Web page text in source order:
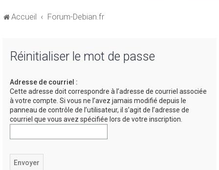
Accueil Forum-Debian.fr
Réinitialiser le mot de passe
Adresse de courriel :
Cette adresse doit correspondre à l’adresse de courriel associée
à votre compte. Si vous ne l’avez jamais modifié depuis le
panneau de contrôle de l’utilisateur, il s’agit de l’adresse de
courriel que vous avez spécifiée lors de votre inscription.